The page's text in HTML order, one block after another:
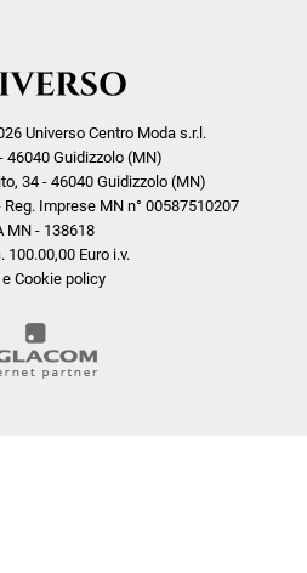
Universo Centro Moda s.r.l.
46040 Guidizzolo (MN)
34 - 46040 Guidizzolo (MN)
Imprese MN n° 00587510207
MN - 138618
100.00,00 Euro i.v.
Cookie policy